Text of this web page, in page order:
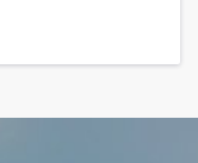
2, 3